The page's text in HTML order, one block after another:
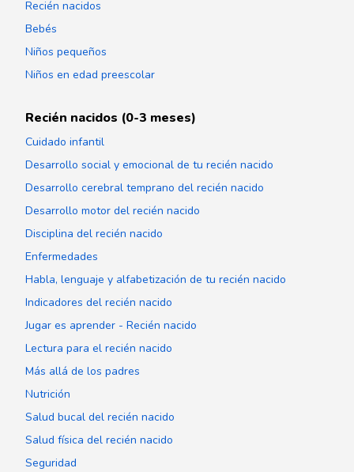
Recién nacidos
Bebés
Niños pequeños
Niños en edad preescolar
Recién nacidos (0-3 meses)
Cuidado infantil
Desarrollo social y emocional de tu recién nacido
Desarrollo cerebral temprano del recién nacido
Desarrollo motor del recién nacido
Disciplina del recién nacido
Enfermedades
Habla, lenguaje y alfabetización de tu recién nacido
Indicadores del recién nacido
Jugar es aprender - Recién nacido
Lectura para el recién nacido
Más allá de los padres
Nutrición
Salud bucal del recién nacido
Salud física del recién nacido
Seguridad